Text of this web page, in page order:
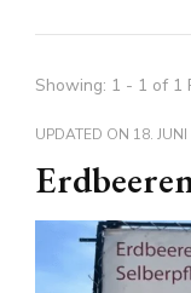
Showing: 1 - 1 of 1
UPDATED ON 18.